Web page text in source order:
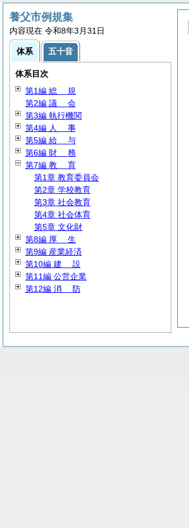
養父市例規集
内容現在 令和8年3月31日
体系 五十音
体系目次
第1編 総 規
第2編 議 会
第3編 執行機関
第4編 人 事
第5編 給 与
第6編 財 務
第7編 教 育
第1章 教育委員会
第2章 学校教育
第3章 社会教育
第4章 社会体育
第5章 文化財
第8編 厚 生
第9編 産業経済
第10編 建 設
第11編 公営企業
第12編 消 防